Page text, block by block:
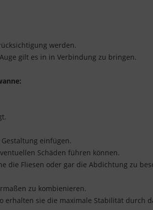
werden.
gilt es in in Verbindung zu bringen.
einfügen.
Schäden führen können.
die Fliesen oder gar die Abdichtung zu
zu kombienieren.
erhalten sie die maximale Stabilität durch